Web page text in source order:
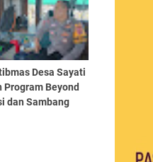
Desa Sayati
Program Beyond
dan Sambang